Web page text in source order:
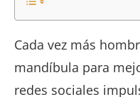
Cada vez más
mandíbula para
redes sociales